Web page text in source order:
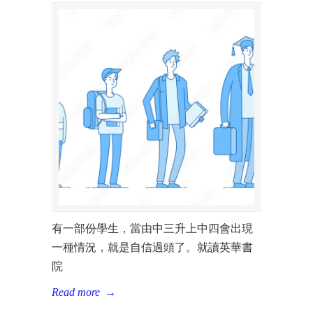
有一部份學生，當由中三升上中四會出現
一種情況，就是自信過頭了。就讀英華書
院
Read more →